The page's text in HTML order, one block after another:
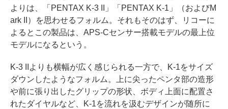
よりは、「PENTAX K-3 II」「PENTAX K-1」（およびM
ark II）を思わせるフォルム。それもそのはず、リコーに
よるとこの製品は、APS-Cセンサー搭載モデルの最上位
モデルになるという。
K-3 IIよりも横幅が広く感じられる一方で、K-1をサイズ
ダウンしたようなフォルム。上に尖ったペンタ部の造形
や前に張り出したグリップの形状、ボディ上面に配置さ
れたダイヤルなど、K-1を流れを汲むデザインが随所に